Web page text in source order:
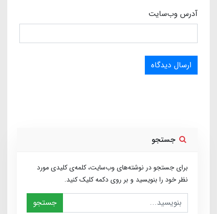
آدرس وب‌سایت
ارسال دیدگاه
جستجو
برای جستجو در نوشته‌های وب‌سایت، کلمه‌ی کلیدی مورد
نظر خود را بنویسید و بر روی دکمه کلیک کنید.
جستجو